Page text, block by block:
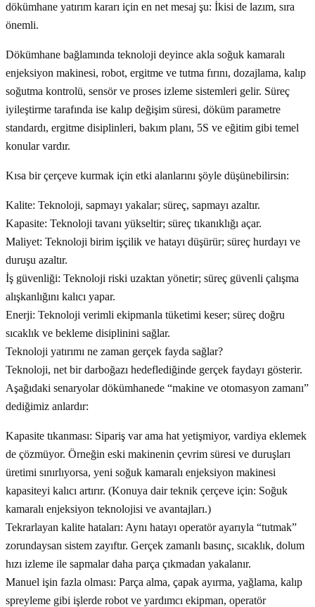
dökümhane yatırım kararı için en net mesaj şu: İkisi de lazım, sıra
önemli.
Dökümhane bağlamında teknoloji deyince akla soğuk kamaralı
enjeksiyon makinesi, robot, ergitme ve tutma fırını, dozajlama, kalıp
soğutma kontrolü, sensör ve proses izleme sistemleri gelir. Süreç
iyileştirme tarafında ise kalıp değişim süresi, döküm parametre
standardı, ergitme disiplinleri, bakım planı, 5S ve eğitim gibi temel
konular vardır.
Kısa bir çerçeve kurmak için etki alanlarını şöyle düşünebilirsin:
Kalite: Teknoloji, sapmayı yakalar; süreç, sapmayı azaltır.
Kapasite: Teknoloji tavanı yükseltir; süreç tıkanıklığı açar.
Maliyet: Teknoloji birim işçilik ve hatayı düşürür; süreç hurdayı ve
duruşu azaltır.
İş güvenliği: Teknoloji riski uzaktan yönetir; süreç güvenli çalışma
alışkanlığını kalıcı yapar.
Enerji: Teknoloji verimli ekipmanla tüketimi keser; süreç doğru
sıcaklık ve bekleme disiplinini sağlar.
Teknoloji yatırımı ne zaman gerçek fayda sağlar?
Teknoloji, net bir darboğazı hedeflediğinde gerçek faydayı gösterir.
Aşağıdaki senaryolar dökümhanede “makine ve otomasyon zamanı”
dediğimiz anlardır:
Kapasite tıkanması: Sipariş var ama hat yetişmiyor, vardiya eklemek
de çözmüyor. Örneğin eski makinenin çevrim süresi ve duruşları
üretimi sınırlıyorsa, yeni soğuk kamaralı enjeksiyon makinesi
kapasiteyi kalıcı artırır. (Konuya dair teknik çerçeve için: Soğuk
kamaralı enjeksiyon teknolojisi ve avantajları.)
Tekrarlayan kalite hataları: Aynı hatayı operatör ayarıyla “tutmak”
zorundaysan sistem zayıftır. Gerçek zamanlı basınç, sıcaklık, dolum
hızı izleme ile sapmalar daha parça çıkmadan yakalanır.
Manuel işin fazla olması: Parça alma, çapak ayırma, yağlama, kalıp
spreyleme gibi işlerde robot ve yardımcı ekipman, operatör